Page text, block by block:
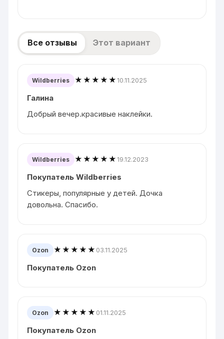
Все отзывы Этот вариант
Wildberries ★★★★★10.11.2025
Галина
Добрый вечер.красивые наклейки.
Wildberries ★★★★★19.12.2023
Покупатель Wildberries
Стикеры, популярные у детей. Дочка
довольна. Спасибо.
Ozon ★★★★★ 03.11.2025
Покупатель Ozon
Ozon ★★★★★ 01.11.2025
Покупатель Ozon